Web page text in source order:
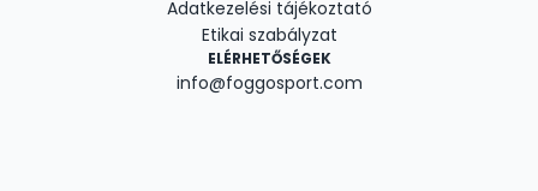
Adatkezelési tájékoztató
Etikai szabályzat
ELÉRHETŐSÉGEK
info@foggosport.com